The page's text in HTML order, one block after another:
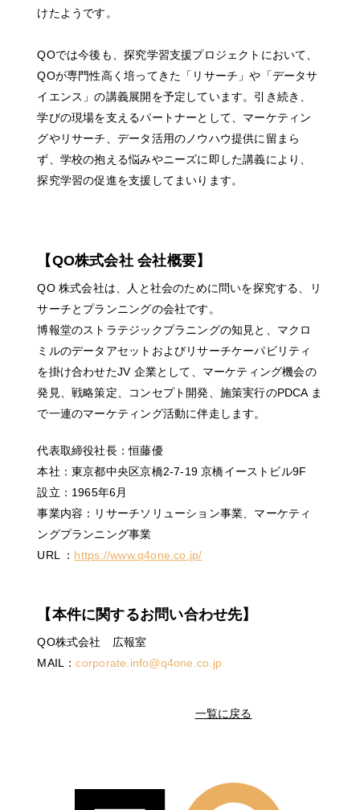
けたようです。
QOでは今後も、探究学習支援プロジェクトにおいて、
QOが専門性高く培ってきた「リサーチ」や「データサ
イエンス」の講義展開を予定しています。引き続き、
学びの現場を支えるパートナーとして、マーケティン
グやリサーチ、データ活用のノウハウ提供に留まら
ず、学校の抱える悩みやニーズに即した講義により、
探究学習の促進を支援してまいります。
【QO株式会社 会社概要】
QO 株式会社は、人と社会のために問いを探究する、リ
サーチとプランニングの会社です。
博報堂のストラテジックプラニングの知見と、マクロ
ミルのデータアセットおよびリサーチケーパビリティ
を掛け合わせたJV 企業として、マーケティング機会の
発見、戦略策定、コンセプト開発、施策実行のPDCA ま
で一連のマーケティング活動に伴走します。
代表取締役社長：恒藤優
本社：東京都中央区京橋2-7-19 京橋イーストビル9F
設立：1965年6月
事業内容：リサーチソリューション事業、マーケティ
ングプランニング事業
URL ： https://www.q4one.co.jp/
【本件に関するお問い合わせ先】
QO株式会社 広報室
MAIL：corporate.info@q4one.co.jp
一覧に戻る